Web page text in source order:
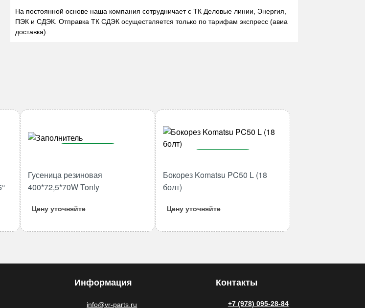
На постоянной основе наша компания сотрудничает с ТК Деловые линии, Энергия,
ПЭК и СДЭК. Отправка ТК СДЭК осуществляется только по тарифам экспресс (авиа
доставка).
товара
Гусеница
Гусеница резиновая
400*72,5*70W Tonly
Цену уточняйте
Количество
L
Бокорез Komatsu PC50 L (18
болт)
Цену уточняйте
Информация
info@vr-parts.ru
Контакты
+7 (978) 095-28-84